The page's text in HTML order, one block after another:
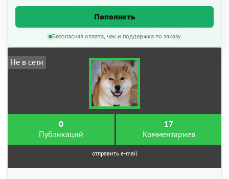
Пополнить
Безопасная оплата, чек и поддержка по заказу
Не в сети
0
Публикаций
17
Комментариев
отправить e-mail